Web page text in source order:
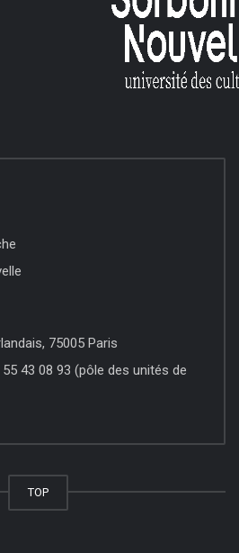
75005 Paris
43 08 93 (pôle des unités de
TOP